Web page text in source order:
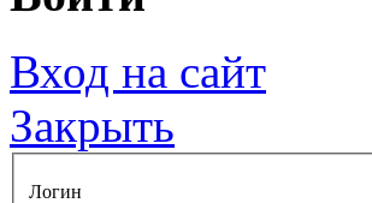
Вход на сайт
Закрыть
Логин